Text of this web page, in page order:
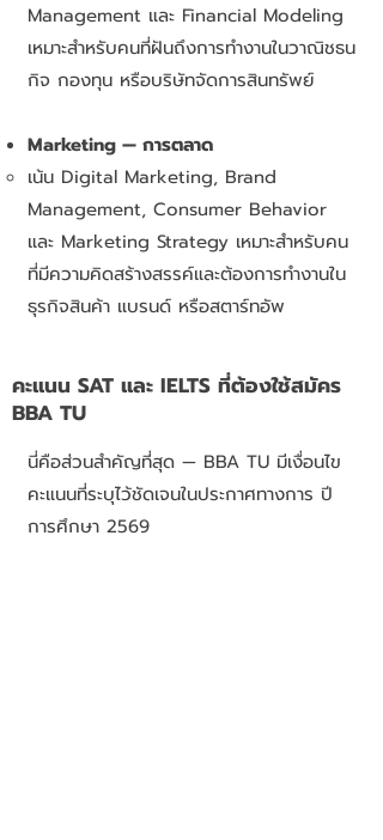
Management และ Financial Modeling
เหมาะสำหรับคนที่ฝันถึงการทำงานในวาณิชธน
กิจ กองทุน หรือบริษัทจัดการสินทรัพย์
Marketing — การตลาด
เน้น Digital Marketing, Brand
Management, Consumer Behavior
และ Marketing Strategy เหมาะสำหรับคน
ที่มีความคิดสร้างสรรค์และต้องการทำงานใน
ธุรกิจสินค้า แบรนด์ หรือสตาร์ทอัพ
คะแนน SAT และ IELTS ที่ต้องใช้สมัคร
BBA TU
นี่คือส่วนสำคัญที่สุด — BBA TU มีเงื่อนไข
คะแนนที่ระบุไว้ชัดเจนในประกาศทางการ ปี
การศึกษา 2569